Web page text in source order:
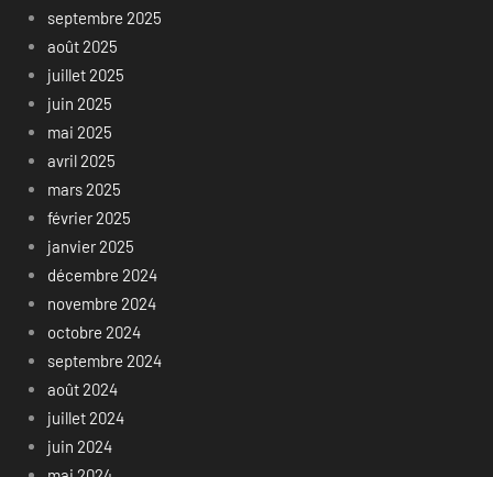
septembre 2025
août 2025
juillet 2025
juin 2025
mai 2025
avril 2025
mars 2025
février 2025
janvier 2025
décembre 2024
novembre 2024
octobre 2024
septembre 2024
août 2024
juillet 2024
juin 2024